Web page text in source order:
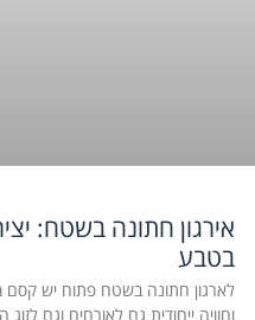
אירגון חתונה בשטח:
בטבע
לארגון חתונה בשטח פתוח יש קסם
וחוויה ייחודית גם לאורחים וגם